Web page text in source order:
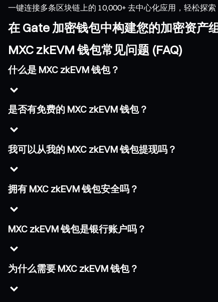
一键连接多条区块链上的 10,000+ 去中心化应用，轻松探
在 Gate 加密钱包中构建您的加密资产
MXC zkEVM 钱包常见问题 (FAQ)
什么是 MXC zkEVM 钱包？
是否有免费的 MXC zkEVM 钱包？
我可以从我的 MXC zkEVM 钱包提现吗？
拥有 MXC zkEVM 钱包安全吗？
MXC zkEVM 钱包是银行账户吗？
为什么需要 MXC zkEVM 钱包？